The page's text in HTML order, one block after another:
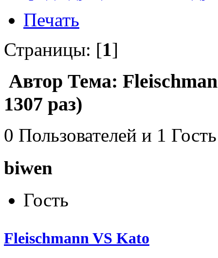
Печать
Страницы: [1]
Автор Тема:
1307 раз)
0 Пользователей и 1
biwen
Гость
Fleischmann VS Kato